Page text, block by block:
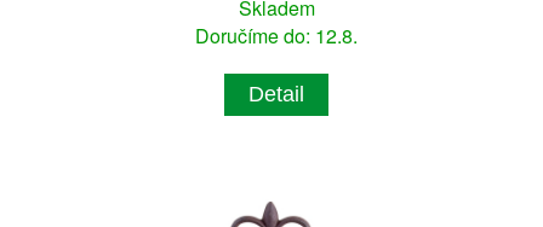
Skladem
Doručíme do: 12.8.
Detail